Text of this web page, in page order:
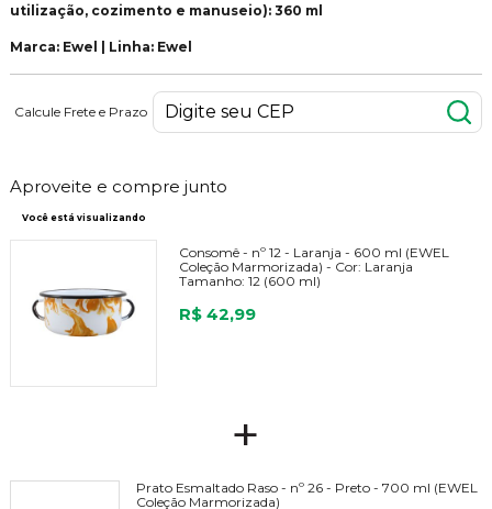
utilização, cozimento e manuseio): 360 ml
Marca: Ewel | Linha: Ewel
Calcule Frete e Prazo
Aproveite e compre junto
Você está visualizando
Consomê - nº 12 - Laranja - 600 ml (EWEL
Coleção Marmorizada) - Cor: Laranja
Tamanho: 12 (600 ml)
R$ 42,99
+
Prato Esmaltado Raso - nº 26 - Preto - 700 ml (EWEL
Coleção Marmorizada)